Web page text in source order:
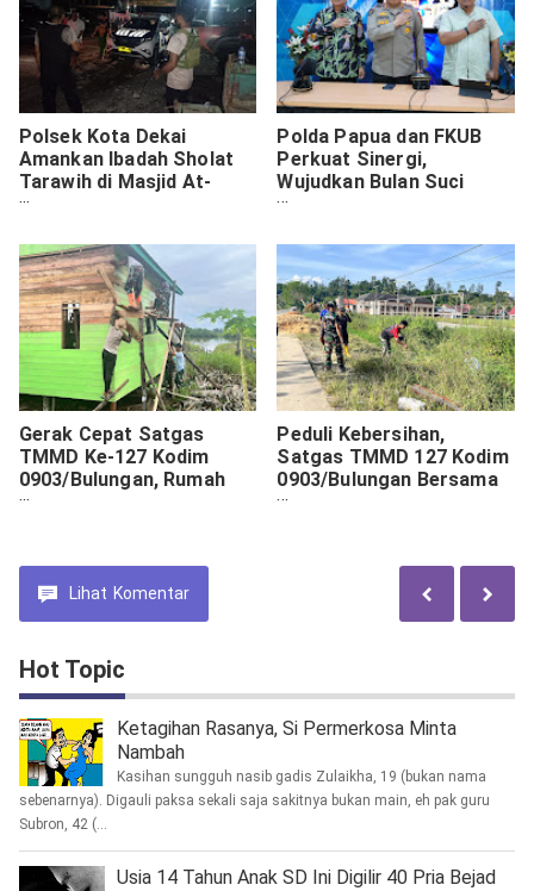
Polsek Kota Dekai
Amankan Ibadah Sholat
Tarawih di Masjid At-
Taqwa
Polda Papua dan FKUB
Perkuat Sinergi,
Wujudkan Bulan Suci
Ramadan yang Aman dan
Toleransi di Tanah Papua
Gerak Cepat Satgas
TMMD Ke-127 Kodim
0903/Bulungan, Rumah
Ibu Nurhazizah Siap
Peduli Kebersihan,
Satgas TMMD 127 Kodim
0903/Bulungan Bersama
Masyarakat Bersihkan
Lihat Komentar
Hot Topic
Ketagihan Rasanya, Si Permerkosa Minta
Nambah
Kasihan sungguh nasib gadis Zulaikha, 19 (bukan nama
sebenarnya). Digauli paksa sekali saja sakitnya bukan main, eh pak guru
Subron, 42 (...
Usia 14 Tahun Anak SD Ini Digilir 40 Pria Bejad